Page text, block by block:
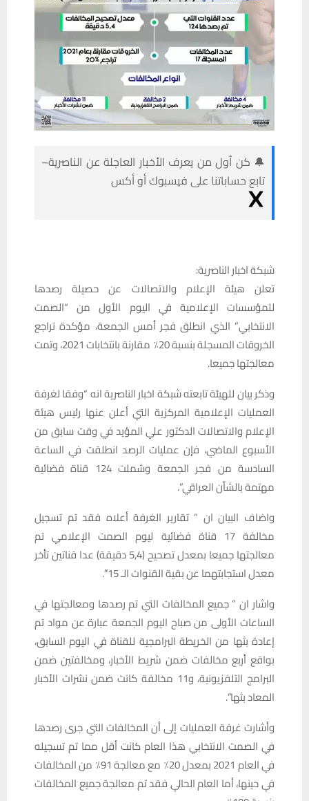
🔔 كن أول من يعرف الأخبار العاجلة عن الناصرية–
تابع حساباتنا على فيسبوك أو أكس
شبكة اخبار الناصرية:
تعلن هيئة الإعلام والاتصالات عن حصيلة رصدها
للمؤسسات الإعلامية في اليوم الأول من “الصمت
الانتخابي” الذي انطلق فجر أمس الجمعة، مؤكدة تراجع
الخروقات المسجلة بنسبة 20٪ مقارنة بانتخابات 2021، وتمت
معالجتها جميعا.
وذكر بيان للهيئة تابعته شبكة اخبار الناصرية انه “وفقا لغرفة
العمليات الإعلامية المركزية التي أعلن عنها رئيس هيئة
الإعلام والاتصالات الدكتور علي المؤيد في وقت سابق من
الأسبوع الماضي، فإن عمليات الرصد انطلقت في الساعة
السادسة من فجر الجمعة وشملت 124 قناة فضائية
مهتمة بالشأن العراقي”.
واضاف البيان ان ” تقارير الغرفة أعلاه فقد تم تسجيل
مخالفة 17 قناة فضائية ليوم الصمت الإعلامي تم
معالجتها جميعا بمعدل تصحيح (5,4 دقيقة) عدا قناتين تأخر
معدل استجابتهما عن بقية القنوات الـ 15″.
واشار ان ” جميع المخالفات التي تم رصدها ومعالجتها في
الساعات الأولى من صباح اليوم الجمعة عبارة عن مواد تم
إعادة بثها من الخريطة البرامجية للقناة في اليوم السابق،
بواقع أربع مخالفات ضمن شريط الأخبار، ومخالفتين ضمن
البرامج التلفزيونية، و11 مخالفة كانت ضمن نشرات الأخبار
المعاد بثها”.
وأشارت غرفة العمليات إلى أن المخالفات التي جرى رصدها
في الصمت الانتخابي هذا العام كانت أقل مما تم تسجيله
في العام 2021 بمعدل 20٪ مع معالجة 91٪ من المخالفات
في حينها، أما العام الحالي فقد تم معالجة جميع المخالفات